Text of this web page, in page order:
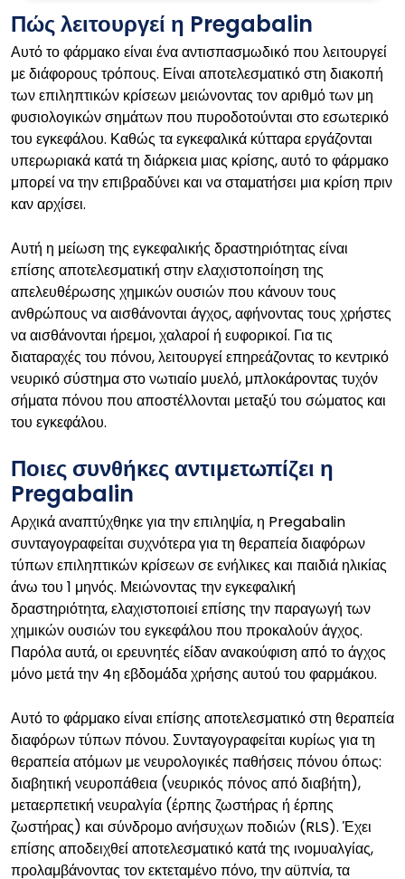
Πώς λειτουργεί η Pregabalin
Αυτό το φάρμακο είναι ένα αντισπασμωδικό που λειτουργεί
με διάφορους τρόπους. Είναι αποτελεσματικό στη διακοπή
των επιληπτικών κρίσεων μειώνοντας τον αριθμό των μη
φυσιολογικών σημάτων που πυροδοτούνται στο εσωτερικό
του εγκεφάλου. Καθώς τα εγκεφαλικά κύτταρα εργάζονται
υπερωριακά κατά τη διάρκεια μιας κρίσης, αυτό το φάρμακο
μπορεί να την επιβραδύνει και να σταματήσει μια κρίση πριν
καν αρχίσει.
Αυτή η μείωση της εγκεφαλικής δραστηριότητας είναι
επίσης αποτελεσματική στην ελαχιστοποίηση της
απελευθέρωσης χημικών ουσιών που κάνουν τους
ανθρώπους να αισθάνονται άγχος, αφήνοντας τους χρήστες
να αισθάνονται ήρεμοι, χαλαροί ή ευφορικοί. Για τις
διαταραχές του πόνου, λειτουργεί επηρεάζοντας το κεντρικό
νευρικό σύστημα στο νωτιαίο μυελό, μπλοκάροντας τυχόν
σήματα πόνου που αποστέλλονται μεταξύ του σώματος και
του εγκεφάλου.
Ποιες συνθήκες αντιμετωπίζει η
Pregabalin
Αρχικά αναπτύχθηκε για την επιληψία, η Pregabalin
συνταγογραφείται συχνότερα για τη θεραπεία διαφόρων
τύπων επιληπτικών κρίσεων σε ενήλικες και παιδιά ηλικίας
άνω του 1 μηνός. Μειώνοντας την εγκεφαλική
δραστηριότητα, ελαχιστοποιεί επίσης την παραγωγή των
χημικών ουσιών του εγκεφάλου που προκαλούν άγχος.
Παρόλα αυτά, οι ερευνητές είδαν ανακούφιση από το άγχος
μόνο μετά την 4η εβδομάδα χρήσης αυτού του φαρμάκου.
Αυτό το φάρμακο είναι επίσης αποτελεσματικό στη θεραπεία
διαφόρων τύπων πόνου. Συνταγογραφείται κυρίως για τη
θεραπεία ατόμων με νευρολογικές παθήσεις πόνου όπως:
διαβητική νευροπάθεια (νευρικός πόνος από διαβήτη),
μεταερπετική νευραλγία (έρπης ζωστήρας ή έρπης
ζωστήρας) και σύνδρομο ανήσυχων ποδιών (RLS). Έχει
επίσης αποδειχθεί αποτελεσματικό κατά της ινομυαλγίας,
προλαμβάνοντας τον εκτεταμένο πόνο, την αϋπνία, τα